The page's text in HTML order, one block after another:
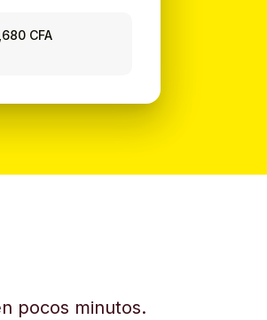
CFA
pocos minutos.